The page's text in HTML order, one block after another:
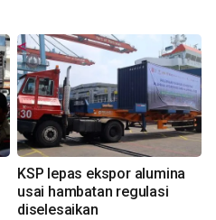
KSP lepas ekspor alumina
usai hambatan regulasi
diselesaikan